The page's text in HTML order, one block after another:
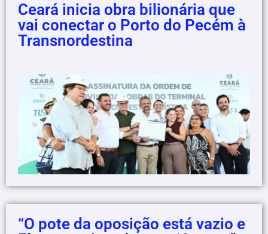
Ceará inicia obra bilionária que
vai conectar o Porto do Pecém à
Transnordestina
“O pote da oposição está vazio e